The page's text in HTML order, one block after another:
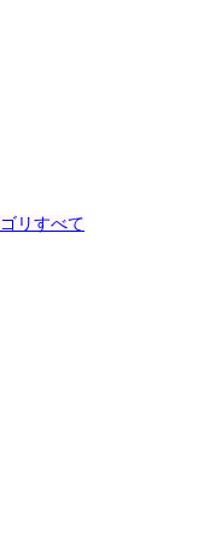
リすべて